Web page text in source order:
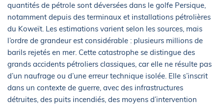
quantités de pétrole sont déversées dans le golfe Persique,
notamment depuis des terminaux et installations pétrolières
du Koweït. Les estimations varient selon les sources, mais
l’ordre de grandeur est considérable : plusieurs millions de
barils rejetés en mer. Cette catastrophe se distingue des
grands accidents pétroliers classiques, car elle ne résulte pas
d’un naufrage ou d’une erreur technique isolée. Elle s’inscrit
dans un contexte de guerre, avec des infrastructures
détruites, des puits incendiés, des moyens d’intervention